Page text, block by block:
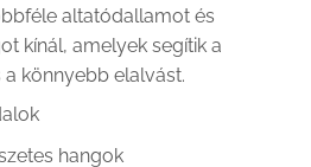
altatódallamot és
kínál, amelyek segítik a
könnyebb elalvást.
hangok